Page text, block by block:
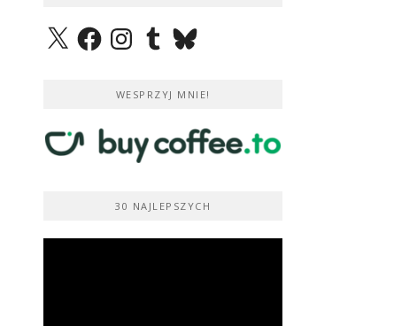
X FacebookInstagramTumblrBluesky
WESPRZYJ MNIE!
30 NAJLEPSZYCH